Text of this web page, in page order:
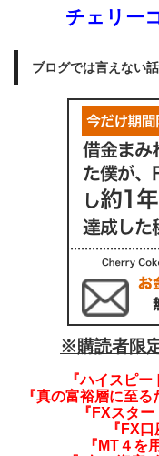
チェリー
ブログでは言えない
※購読者限
『ハイスピ
『真の富裕層に至
『FXスタ
『FX
『MT４を